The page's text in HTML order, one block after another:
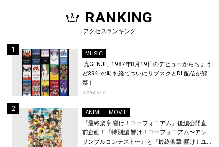
RANKING
アクセスランキング
MUSIC
光GENJI、1987年8月19日のデビューからちょう
ど39年の時を経てついにサブスクとDL配信が解
禁！
2026/8/7
ANIME
MOVIE
『最終楽章 響け！ユーフォニアム』後編公開直
前企画！『特別編 響け！ユーフォニアム〜アン
サンブルコンテスト〜』と『最終楽章 響け！ユ